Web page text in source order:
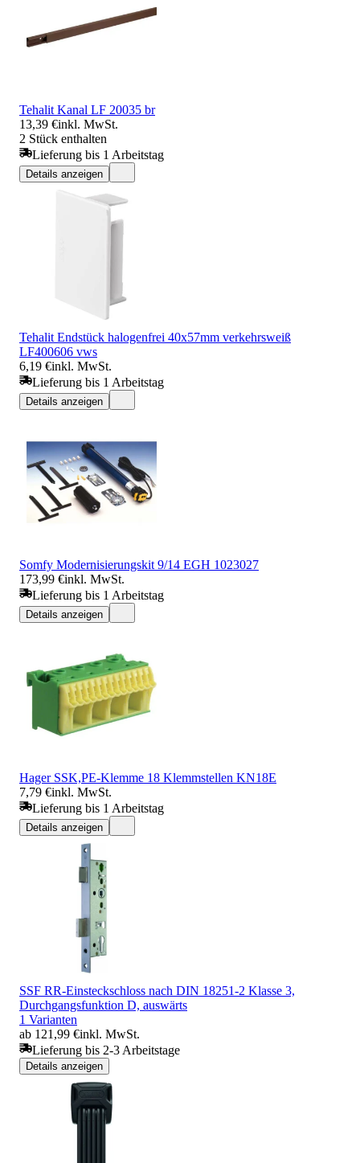
Tehalit Kanal LF 20035 br
13,39 €inkl. MwSt.
2 Stück enthalten
Lieferung bis 1 Arbeitstag
Details anzeigen
Tehalit Endstück halogenfrei 40x57mm verkehrsweiß
LF400606 vws
6,19 €inkl. MwSt.
Lieferung bis 1 Arbeitstag
Details anzeigen
Somfy Modernisierungskit 9/14 EGH 1023027
173,99 €inkl. MwSt.
Lieferung bis 1 Arbeitstag
Details anzeigen
Hager SSK,PE-Klemme 18 Klemmstellen KN18E
7,79 €inkl. MwSt.
Lieferung bis 1 Arbeitstag
Details anzeigen
SSF RR-Einsteckschloss nach DIN 18251-2 Klasse 3,
Durchgangsfunktion D, auswärts
1 Varianten
ab 121,99 €inkl. MwSt.
Lieferung bis 2-3 Arbeitstage
Details anzeigen